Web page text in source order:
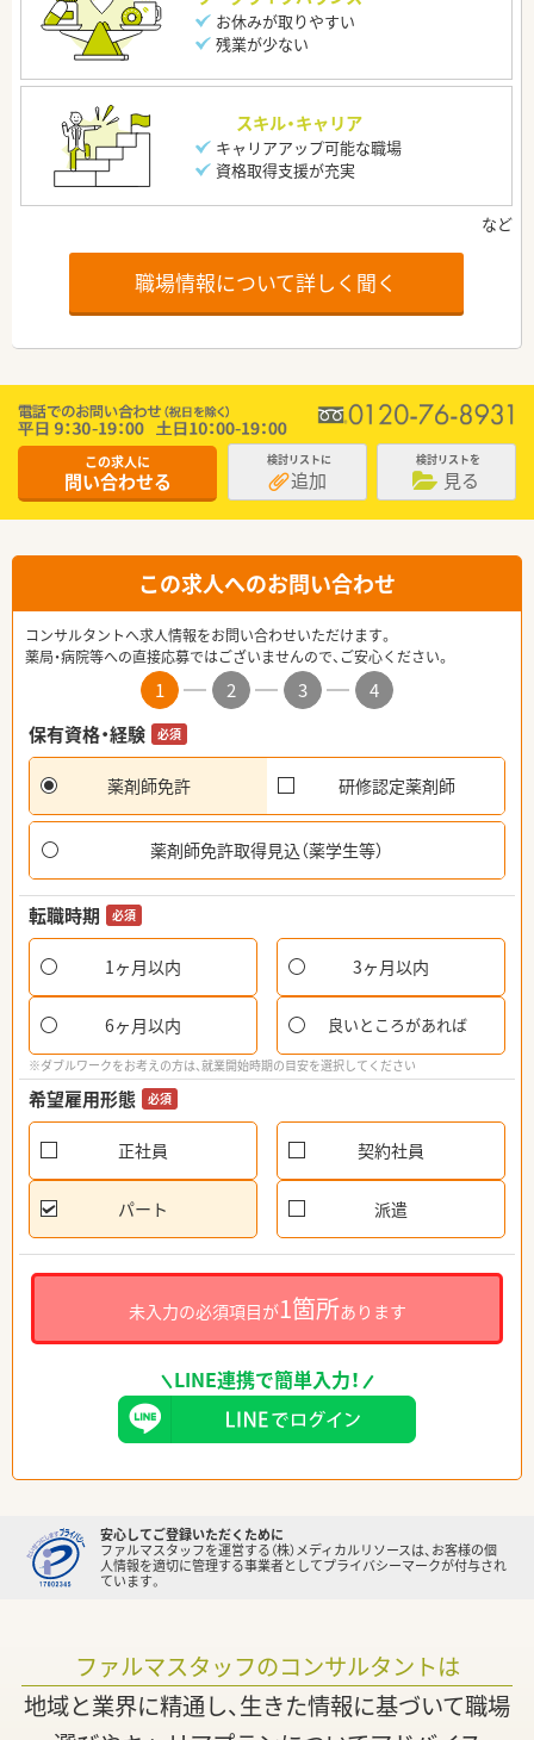
お休みが取りやすい
残業が少ない
スキル・キャリア
キャリアアップ可能な職場
資格取得支援が充実
職場情報について詳しく聞く
この求人に
問い合わせる
検討リストに
追加
検討リストを
見る
この求人へのお問い合わせ
コンサルタントへ求人情報をお問い合わせいただけます。
薬局・病院等への直接応募ではございませんので、ご安心ください。
1 2 3
4
保有資格・経験
必須
薬剤師免許 研修認定薬剤師
薬剤師免許取得見込（薬学生等）
転職時期 必須
1ヶ月以内 3ヶ月以内
6ヶ月以内 良いところがあれば
※ダブルワークをお考えの方は、就業開始時期の目安を選択してください
希望雇用形態 必須
正社員 契約社員
パート 派遣
未入力の必須項目が1箇所あります
LINE連携で簡単入力！
安心してご登録いただくために
ファルマスタッフを運営する（株）メディカルリソースは、お客様の個
人情報を適切に管理する事業者としてプライバシーマークが付与され
ています。
ファルマスタッフのコンサルタントは
地域と業界に精通し、生きた情報に基づいて職場